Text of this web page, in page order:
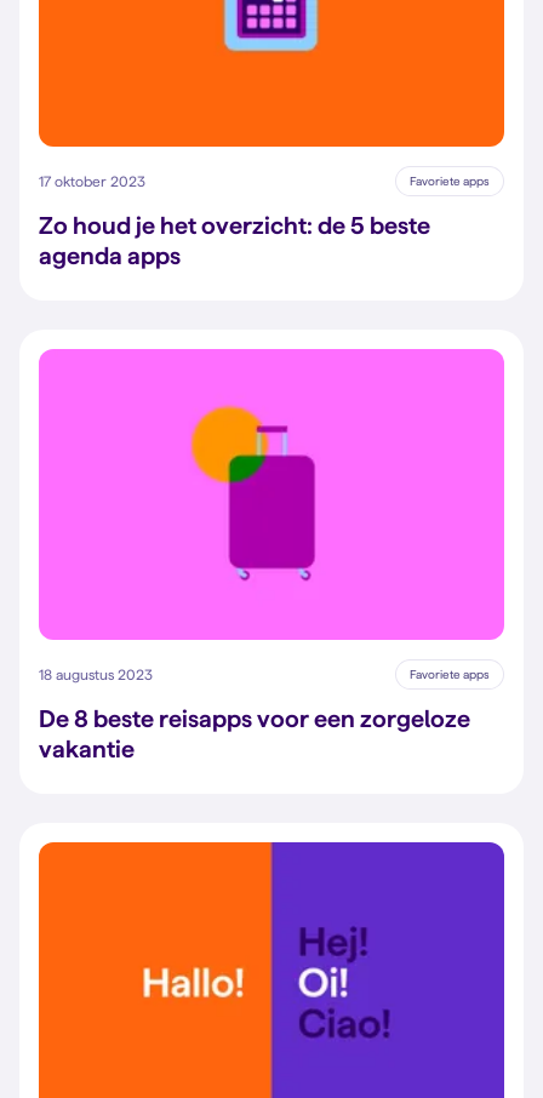
17 oktober 2023 Favoriete apps
Zo houd je het overzicht: de 5 beste
agenda apps
18 augustus 2023 Favoriete apps
De 8 beste reisapps voor een zorgeloze
vakantie